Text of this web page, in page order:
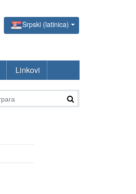
Srpski (latinica)
Linkovi